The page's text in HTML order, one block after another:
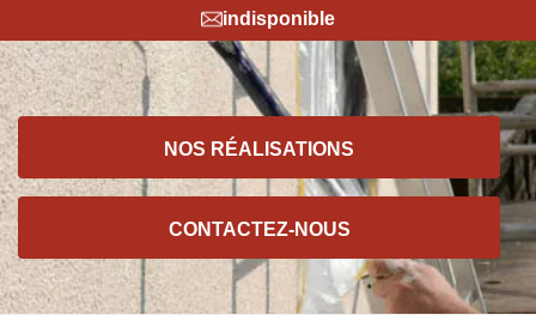
indisponible
NOS RÉALISATIONS
CONTACTEZ-NOUS